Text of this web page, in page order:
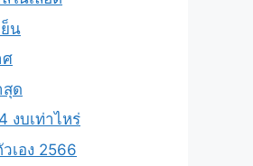
ย็น
ศ
ด
งบเท่าไหร่
เอง 2566